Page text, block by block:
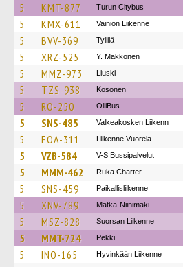
5 KMT-877 Turun Citybus
5 KMX-611 Vainion Liikenne
5 BVV-369 Tyllilä
5 XRZ-525 Y. Makkonen
5 MMZ-973 Liuski
5 TZS-938 Kosonen
5 RO-250 OlliBus
5 SNS-485 Valkeakosken Liikenn
5 EOA-311 Liikenne Vuorela
5 VZB-584 V-S Bussipalvelut
5 MMM-462 Ruka Charter
5 SNS-459 Paikallisliikenne
5 XNV-789 Matka-Niinimäki
5 MSZ-828 Suorsan Liikenne
5 MMT-724 Pekki
5 INO-165 Hyvinkään Liikenne